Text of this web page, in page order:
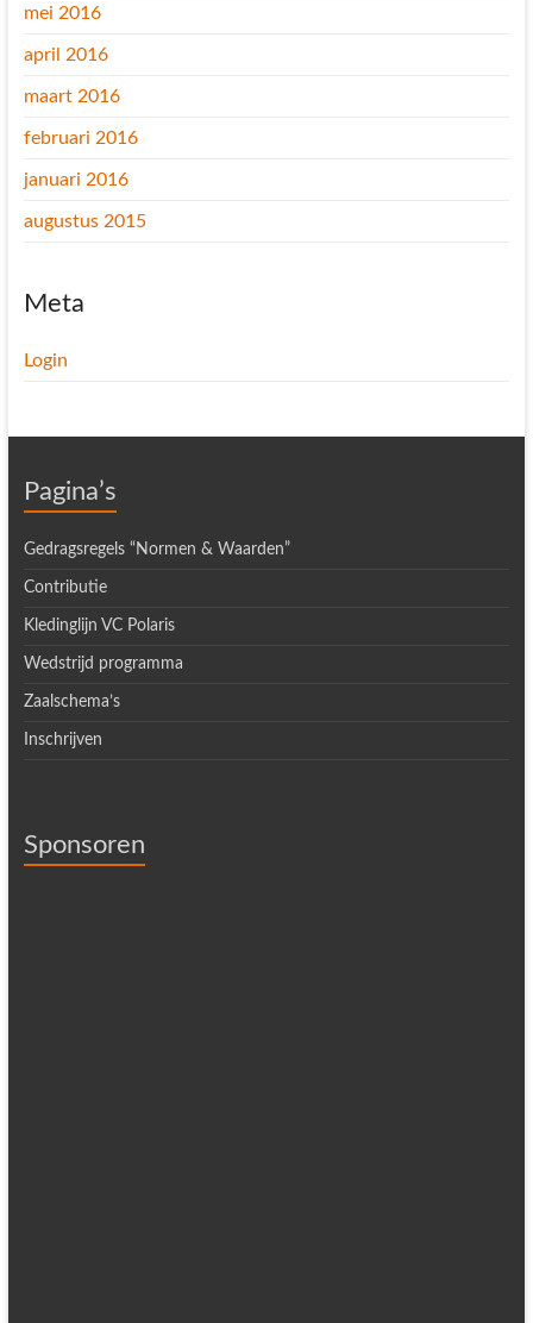
mei 2016
april 2016
maart 2016
februari 2016
januari 2016
augustus 2015
Meta
Login
Pagina’s
Gedragsregels “Normen & Waarden”
Contributie
Kledinglijn VC Polaris
Wedstrijd programma
Zaalschema’s
Inschrijven
Sponsoren